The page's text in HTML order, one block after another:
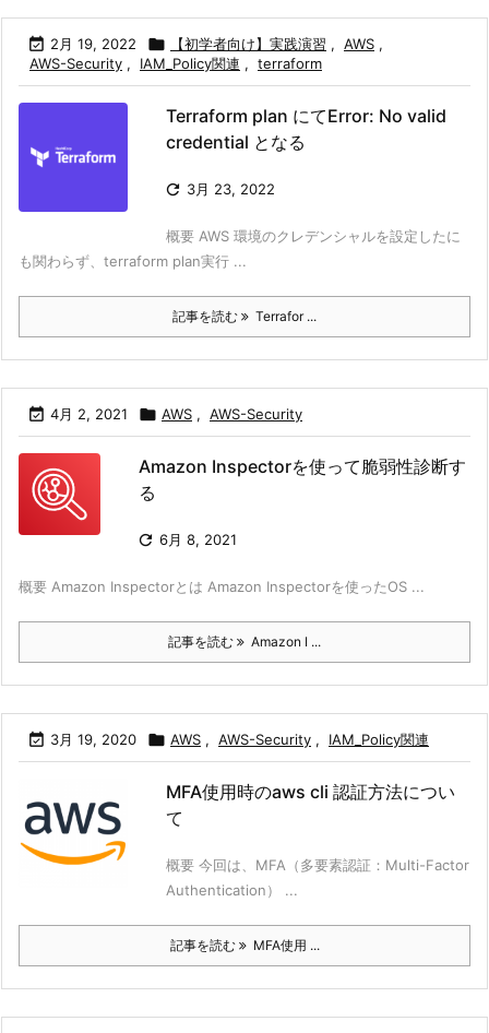
 2月 19, 2022  【初学者向け】実践演習 , AWS ,
AWS-Security , IAM_Policy関連 , terraform
Terraform plan にてError: No valid
credential となる
 3月 23, 2022
概要 AWS 環境のクレデンシャルを設定したに
も関わらず、terraform plan実行 ...
記事を読む Terrafor ...
 4月 2, 2021  AWS , AWS-Security
Amazon Inspectorを使って脆弱性診断す
る
 6月 8, 2021
概要 Amazon Inspectorとは Amazon Inspectorを使ったOS ...
記事を読む Amazon I ...
 3月 19, 2020  AWS , AWS-Security , IAM_Policy関連
MFA使用時のaws cli 認証方法につい
て
概要 今回は、MFA（多要素認証：Multi-Factor
Authentication） ...
記事を読む MFA使用 ...